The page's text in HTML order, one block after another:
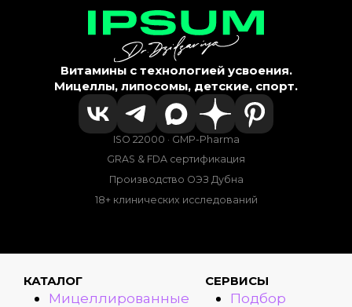
Витамины с технологией усвоения.
Мицеллы, липосомы, детские, спорт.
ISO 22000 · GMP-Pharma
GRAS & FDA сертификация
Производство ОЭЗ Дубна
18+ клинических исследований
КАТАЛОГ
Мицеллированные
СЕРВИСЫ
Подбор